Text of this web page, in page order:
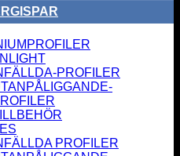
PROFILER
PROFILER